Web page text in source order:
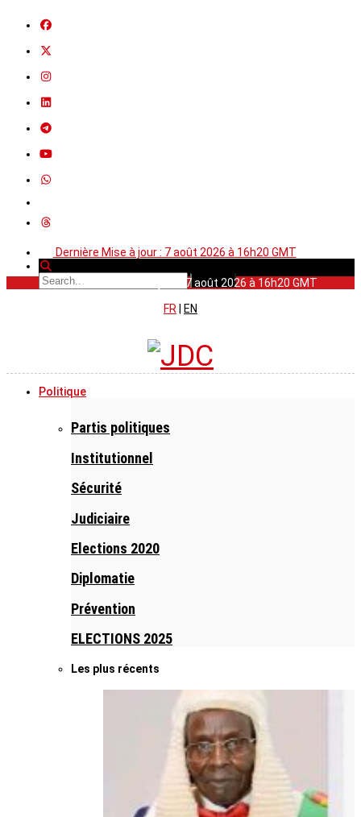
Dernière Mise à jour : 7 août 2026 à 16h20 GMT
Dernière Mise à jour : 7 août 2026 à 16h20 GMT
FR
EN
Politique
Partis politiques
Institutionnel
Sécurité
Judiciaire
Elections 2020
Diplomatie
Prévention
ELECTIONS 2025
Les plus récents